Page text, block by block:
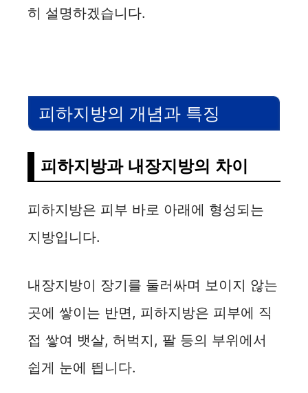
히 설명하겠습니다.
피하지방의 개념과 특징
피하지방과 내장지방의 차이
피하지방은 피부 바로 아래에 형성되는
지방입니다.
내장지방이 장기를 둘러싸며 보이지 않는
곳에 쌓이는 반면, 피하지방은 피부에 직
접 쌓여 뱃살, 허벅지, 팔 등의 부위에서
쉽게 눈에 띕니다.